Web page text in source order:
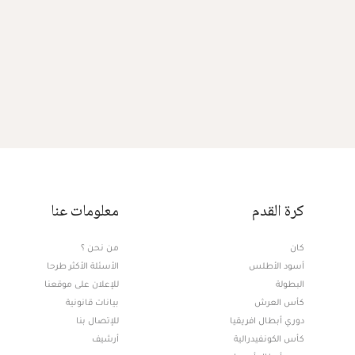
كرة القدم
كان
أسود الأطلس
البطولة
كأس العرش
دوري أبطال افريقيا
كأس الكونفيدرالية
معلومات عنا
من نحن ؟
الأسئلة الأكثر طرحا
للإعلان على موقعنا
بيانات قانونية
للإتصال بنا
أرشيف